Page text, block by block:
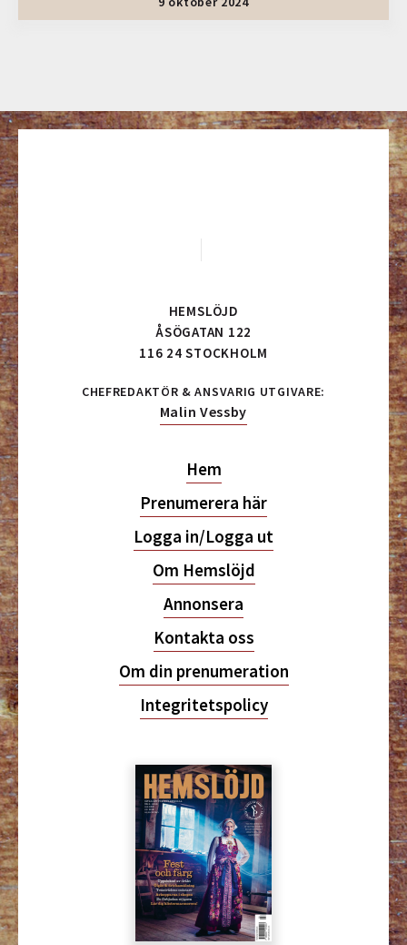
HEMSLÖJD
ÅSÖGATAN 122
116 24 STOCKHOLM
CHEFREDAKTÖR & ANSVARIG UTGIVARE:
Malin Vessby
Hem
Prenumerera här
Logga in/Logga ut
Om Hemslöjd
Annonsera
Kontakta oss
Om din prenumeration
Integritetspolicy